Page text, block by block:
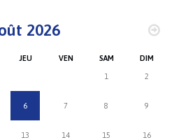
2026
JEU VEN SAM DIM
1 2
6 7 8 9
13 14 15 16